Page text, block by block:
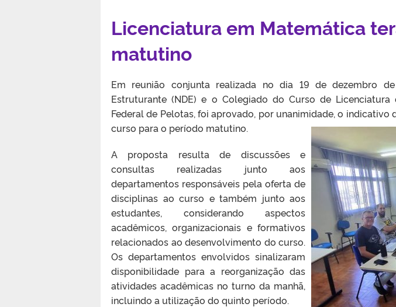
Licenciatura em Matemática
matutino
Em reunião conjunta realizada no dia 19 de dezembro
Estruturante (NDE) e o Colegiado do Curso de
Federal de Pelotas, foi aprovado, por unanimidade, o
curso para o período matutino.
A proposta resulta de discussões e
consultas realizadas junto aos
departamentos responsáveis pela oferta de
disciplinas ao curso e também junto aos
estudantes, considerando aspectos
acadêmicos, organizacionais e formativos
relacionados ao desenvolvimento do curso.
Os departamentos envolvidos sinalizaram
disponibilidade para a reorganização das
atividades acadêmicas no turno da manhã,
incluindo a utilização do quinto período.